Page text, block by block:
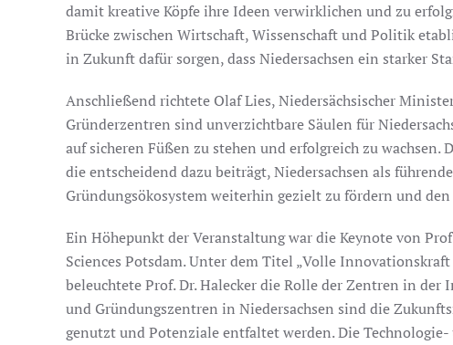
damit kreative Köpfe ihre Ideen verwirklichen und zu
Brücke zwischen Wirtschaft, Wissenschaft und Politik
in Zukunft dafür sorgen, dass Niedersachsen ein starker
Anschließend richtete Olaf Lies, Niedersächsischer
Gründerzentren sind unverzichtbare Säulen für
auf sicheren Füßen zu stehen und erfolgreich zu
die entscheidend dazu beiträgt, Niedersachsen als
Gründungsökosystem weiterhin gezielt zu fördern und
Ein Höhepunkt der Veranstaltung war die Keynote von
Sciences Potsdam. Unter dem Titel „Volle
beleuchtete Prof. Dr. Halecker die Rolle der Zentren in
und Gründungszentren in Niedersachsen sind die
genutzt und Potenziale entfaltet werden. Die